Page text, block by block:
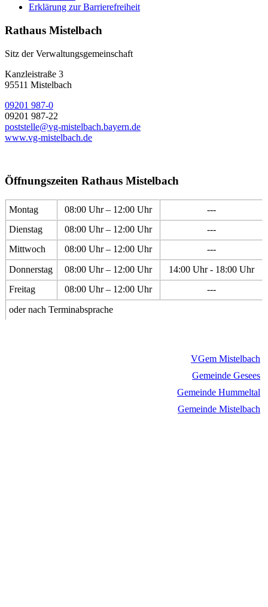
Erklärung zur Barrierefreiheit
Rathaus Mistelbach
Sitz der Verwaltungsgemeinschaft
Kanzleistraße 3
95511 Mistelbach
09201 987-0
09201 987-22
poststelle@vg-mistelbach.bayern.de
www.vg-mistelbach.de
Öffnungszeiten Rathaus Mistelbach
Montag 08:00 Uhr – 12:00 Uhr
---
Dienstag
08:00 Uhr – 12:00 Uhr
---
Mittwoch
08:00 Uhr – 12:00 Uhr
---
Donnerstag
08:00 Uhr – 12:00 Uhr
14:00 Uhr - 18:00 Uhr
Freitag
08:00 Uhr – 12:00 Uhr
---
oder nach Terminabsprache
VGem Mistelbach
Gemeinde Gesees
Gemeinde Hummeltal
Gemeinde Mistelbach